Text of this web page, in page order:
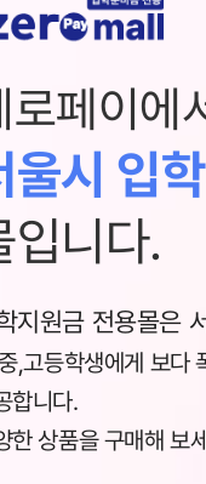
로페이에
울시 입
입니다.
지원금 전용몰은
,고등학생에게 보다
합니다.
한 상품을 구매해 보